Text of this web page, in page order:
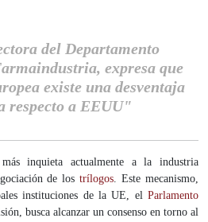
del Departamento
expresa que
existe una desventaja
respecto a EEUU"
inquieta actualmente a la industria
de lostrílogos. Este mecanismo,
instituciones de la UE, el Parlamento
busca alcanzar un consenso en torno al